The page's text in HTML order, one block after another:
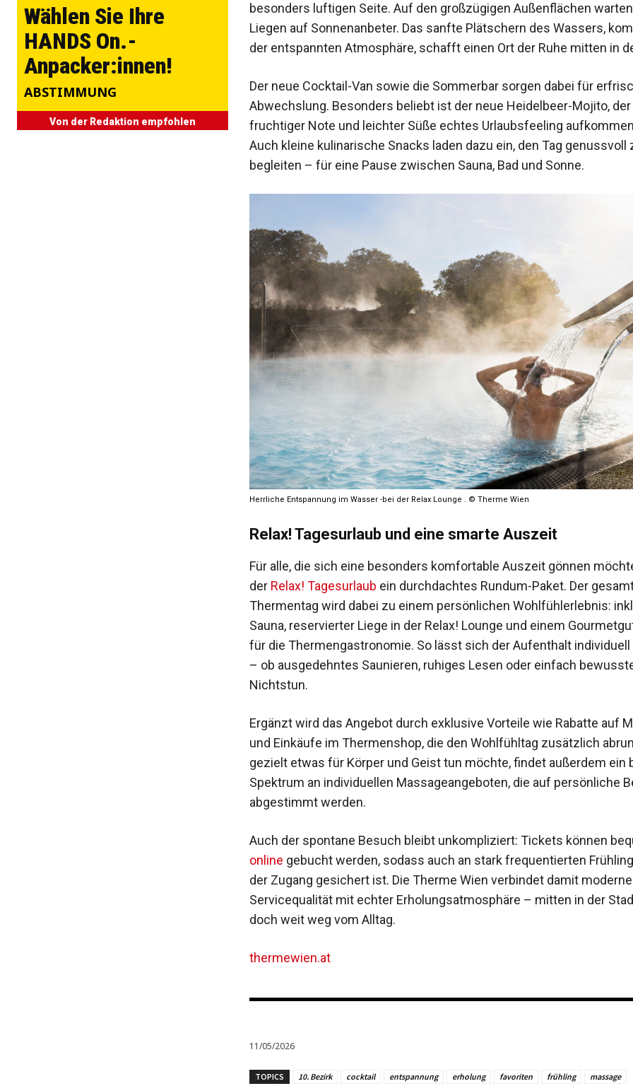
Wählen Sie Ihre
HANDS On.-
Anpacker:innen!
ABSTIMMUNG
Von der Redaktion empfohlen
besonders luftigen Seite. Auf den großzügigen Außenflächen
Liegen auf Sonnenanbeter. Das sanfte Plätschern des Wassers,
der entspannten Atmosphäre, schafft einen Ort der Ruhe mitten in
Der neue Cocktail-Van sowie die Sommerbar sorgen dabei für
Abwechslung. Besonders beliebt ist der neue Heidelbeer-Mojito,
fruchtiger Note und leichter Süße echtes Urlaubsfeeling
Auch kleine kulinarische Snacks laden dazu ein, den Tag genussvoll
begleiten – für eine Pause zwischen Sauna, Bad und Sonne.
Herrliche Entspannung im Wasser -bei der Relax Lounge . © Therme Wien
Relax! Tagesurlaub und eine smarte Auszeit
Für alle, die sich eine besonders komfortable Auszeit gönnen
der Relax! Tagesurlaub ein durchdachtes Rundum-Paket. Der
Thermentag wird dabei zu einem persönlichen Wohlfühlerlebnis:
Sauna, reservierter Liege in der Relax! Lounge und einem
für die Thermengastronomie. So lässt sich der Aufenthalt
– ob ausgedehntes Saunieren, ruhiges Lesen oder einfach
Nichtstun.
Ergänzt wird das Angebot durch exklusive Vorteile wie Rabatte auf
und Einkäufe im Thermenshop, die den Wohlfühltag zusätzlich
gezielt etwas für Körper und Geist tun möchte, findet außerdem ein
Spektrum an individuellen Massageangeboten, die auf persönliche
abgestimmt werden.
Auch der spontane Besuch bleibt unkompliziert: Tickets können
online gebucht werden, sodass auch an stark frequentierten
der Zugang gesichert ist. Die Therme Wien verbindet damit moderne
Servicequalität mit echter Erholungsatmosphäre – mitten in der
doch weit weg vom Alltag.
thermewien.at
11/05/2026
TOPICS 10. Bezirk cocktail entspannung erholung favoriten frühling
massage